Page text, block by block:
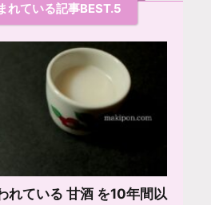
れている記事BEST.5
れている 甘酒 を10年間以